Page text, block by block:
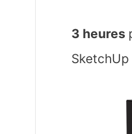
3 heures
SketchUp